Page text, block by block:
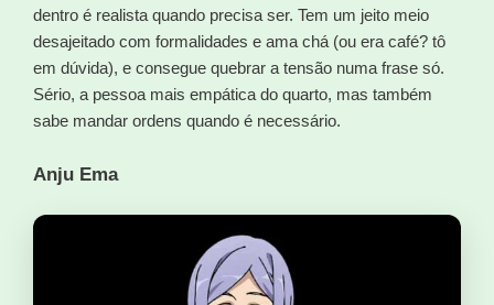
dentro é realista quando precisa ser. Tem um jeito meio
desajeitado com formalidades e ama chá (ou era café? tô
em dúvida), e consegue quebrar a tensão numa frase só.
Sério, a pessoa mais empática do quarto, mas também
sabe mandar ordens quando é necessário.
Anju Ema